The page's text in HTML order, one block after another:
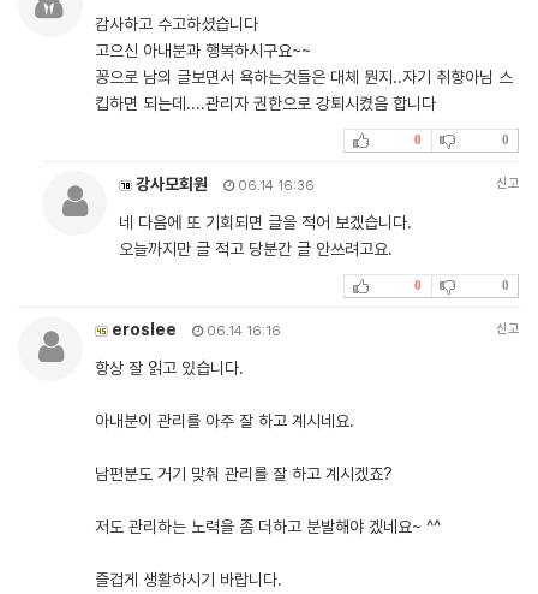
감사하고 수고하셨습니다
고으신 아내분과 행복하시구요~~
꽁으로 남의 글보면서 욕하는것들은 대체 뭔지..자기 취향아님 스
킵하면 되는데....관리자 권한으로 강퇴시켰음 합니다
0 0
강사모회원 06.14 16:36 신고
네 다음에 또 기회되면 글을 적어 보겠습니다.
오늘까지만 글 적고 당분간 글 안쓰려고요.
0 0
eroslee 06.14 16:16 신고
항상 잘 읽고 있습니다.
아내분이 관리를 아주 잘 하고 계시네요.
남편분도 거기 맞춰 관리를 잘 하고 계시겠죠?
저도 관리하는 노력을 좀 더하고 분발해야 겠네요~ ^^
즐겁게 생활하시기 바랍니다.